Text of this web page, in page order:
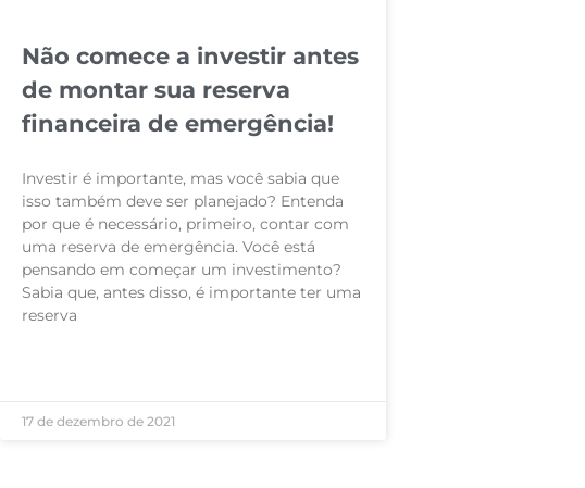
Não comece a investir antes
de montar sua reserva
financeira de emergência!
Investir é importante, mas você sabia que
isso também deve ser planejado? Entenda
por que é necessário, primeiro, contar com
uma reserva de emergência. Você está
pensando em começar um investimento?
Sabia que, antes disso, é importante ter uma
reserva
17 de dezembro de 2021